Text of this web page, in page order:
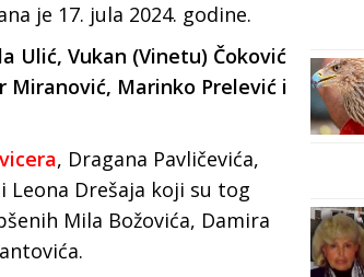
je 17. jula 2024. godine.
Ulić, Vukan (Vinetu) Čoković
Miranović, Marinko Prelević i
, Dragana Pavličevića,
Leona Drešaja koji su tog
Mila Božovića, Damira